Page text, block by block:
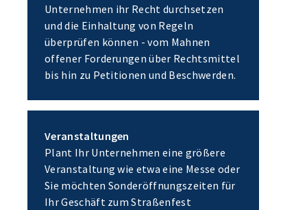
Unternehmen ihr Recht durchsetzen
und die Einhaltung von Regeln
überprüfen können - vom Mahnen
offener Forderungen über Rechtsmittel
bis hin zu Petitionen und Beschwerden.
Veranstaltungen
Plant Ihr Unternehmen eine größere
Veranstaltung wie etwa eine Messe oder
Sie möchten Sonderöffnungszeiten für
Ihr Geschäft zum Straßenfest